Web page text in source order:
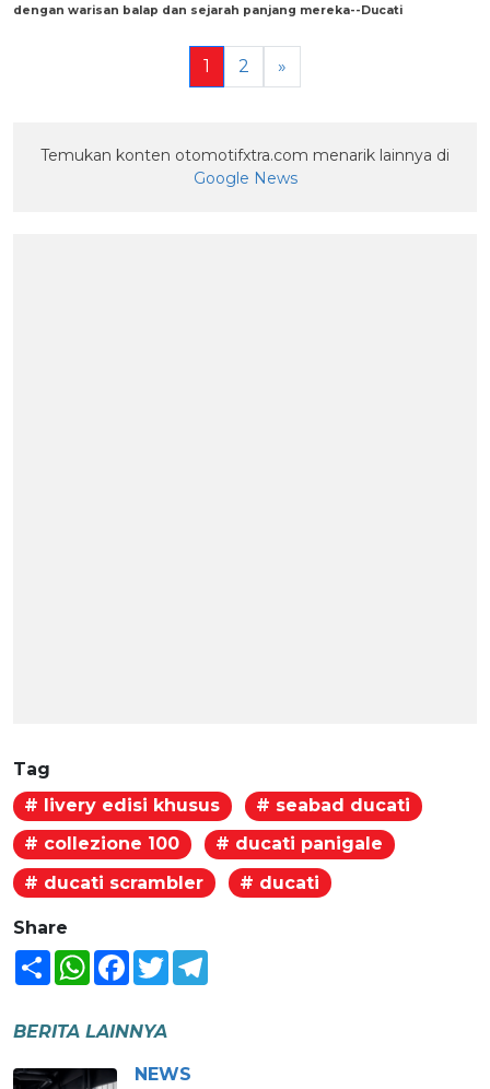
dengan warisan balap dan sejarah panjang mereka--Ducati
1 2 »
Temukan konten otomotifxtra.com menarik lainnya di
Google News
Tag
# livery edisi khusus
# seabad ducati
# collezione 100
# ducati panigale
# ducati scrambler
# ducati
Share
Share WhatsAppFacebook
Twitter
BERITA LAINNYA
NEWS